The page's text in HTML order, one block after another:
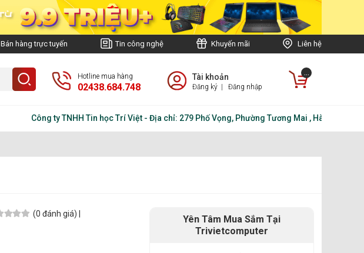
Bán hàng trực tuyến Tin công nghệ Khuyến mãi Liên hệ
Hotline mua hàng
02438.684.748
Tài khoản
Đăng ký Đăng nhập
...
Công ty TNHH Tin học Trí Việt - Địa chỉ: 279 Phố Vọng, Phường Tương Mai , Hà Nội - Điện
(0 đánh giá) |
Yên Tâm Mua Sắm Tại
Trivietcomputer